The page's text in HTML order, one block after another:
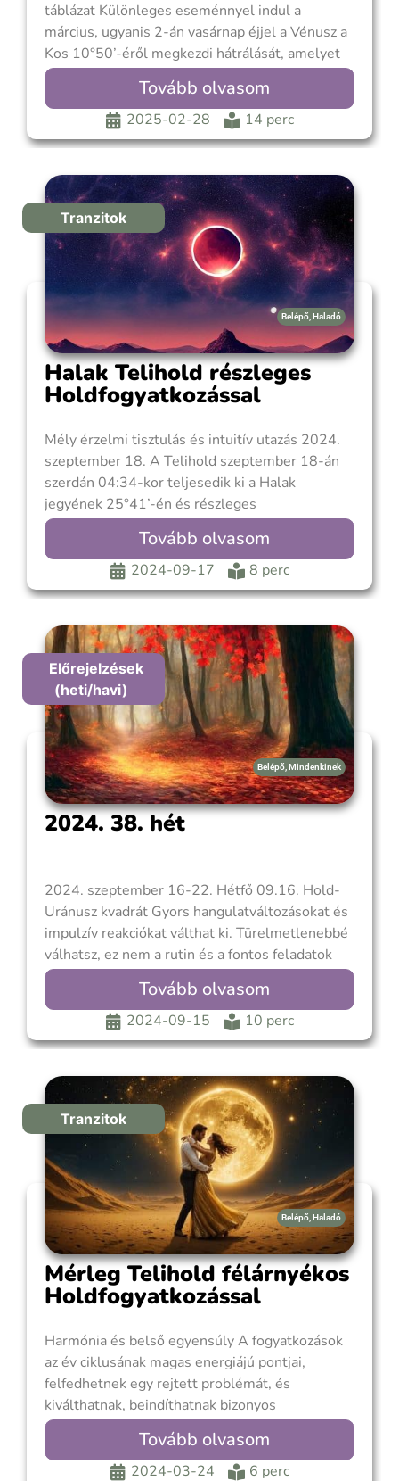
táblázat Különleges eseménnyel indul a
március, ugyanis 2-án vasárnap éjjel a Vénusz a
Kos 10°50’-éről megkezdi hátrálását, amelyet
április 13-ig folytat. A Vénusz szimbolizálja azt,
ahogy kapcsolatba kerülünk önmagunkkal és
másokkal, és ahogy megteremtjük életünkben a
harmónia és a szépség feltételeit. Kifejezi, hogy
Tovább olvasom
2025-02-28 14 perc
Tranzitok
Belépő Haladó
Halak Telihold részleges
Holdfogyatkozással
Mély érzelmi tisztulás és intuitív utazás 2024.
szeptember 18. A Telihold szeptember 18-án
szerdán 04:34-kor teljesedik ki a Halak
jegyének 25°41’-én és részleges
Holdfogyatkozással jár, melyet Amerikából,
Európából és Afrikából láthatunk.
Időtartama 63,7 perc, tehát hatása 1 hónapig
érezhető. Két héttel később pedig október 2-án
jegyében,
Tovább olvasom
2024-09-17 8 perc
Előrejelzések
(heti/havi)
Belépő Mindenkinek
2024. 38. hét
2024. szeptember 16-22. Hétfő 09.16. Hold-
Uránusz kvadrát Gyors hangulatváltozásokat és
impulzív reakciókat válthat ki. Türelmetlenebbé
válhatsz, ez nem a rutin és a fontos feladatok
elvégzésének az ideje, mert figyelmedet elvonja
valami érdekesebb dolog. Izgalomra vágysz, de
ez nem a megfelelő időszak a hirtelen
változtatásokra, különösen a közeli
Tovább olvasom
2024-09-15 10 perc
Tranzitok
Belépő Haladó
Mérleg Telihold félárnyékos
Holdfogyatkozással
Harmónia és belső egyensúly A fogyatkozások
az év ciklusának magas energiájú pontjai,
felfedhetnek egy rejtett problémát, és
kiválthatnak, beindíthatnak bizonyos
eseményeket, melyek már hosszú ideje
érlelődtek. A Holdfogyatkozás Teliholdkor és
mindig két héttel a Napfogyatkozás előtt vagy
Tovább olvasom
2024-03-24 6 perc